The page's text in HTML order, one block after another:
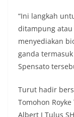
“Ini langkah
ditampung
menyediakan
ganda
Spensato
Turut hadir
Tomohon Royke
Albert J Tulus